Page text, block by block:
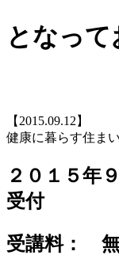
となって
【2015.09.12】
健康に暮らす住ま
２０１５年
受付
受講料：